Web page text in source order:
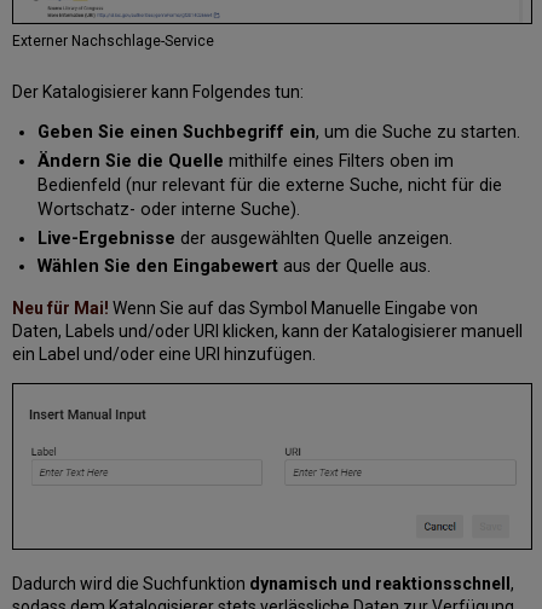
Externer Nachschlage-Service
Der Katalogisierer kann Folgendes tun:
Geben Sie einen Suchbegriff ein, um die Suche zu starten.
Ändern Sie die Quelle mithilfe eines Filters oben im
Bedienfeld (nur relevant für die externe Suche, nicht für die
Wortschatz- oder interne Suche).
Live-Ergebnisse der ausgewählten Quelle anzeigen.
Wählen Sie den Eingabewertaus der Quelle aus.
Neu für Mai! Wenn Sie auf das Symbol Manuelle Eingabe von
Daten, Labels und/oder URI klicken, kann der Katalogisierer manuell
ein Label und/oder eine URI hinzufügen.
Dadurch wird die Suchfunktion dynamisch und reaktionsschnell,